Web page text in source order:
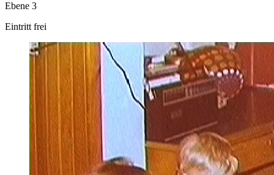
Ebene 3
Eintritt frei